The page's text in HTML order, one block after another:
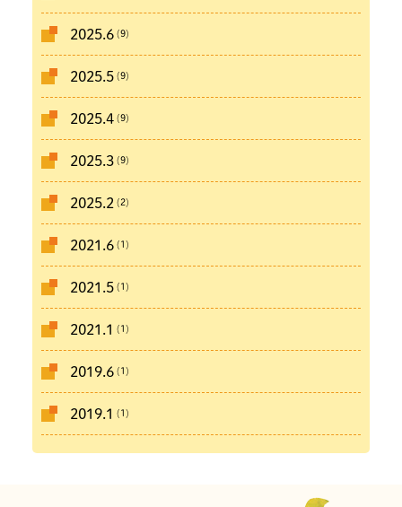
2025.6(9)
2025.5(9)
2025.4(9)
2025.3(9)
2025.2 (2)
2021.6(1)
2021.5(1)
2021.1 (1)
2019.6(1)
2019.1 (1)